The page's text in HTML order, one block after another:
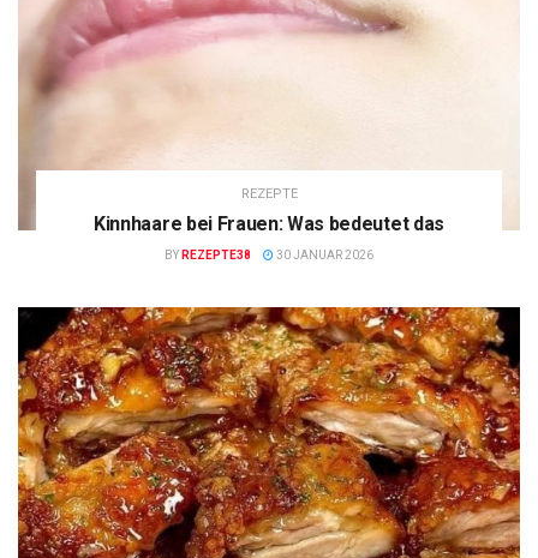
REZEPTE
Kinnhaare bei Frauen: Was bedeutet das
BY REZEPTE38 30 JANUAR 2026